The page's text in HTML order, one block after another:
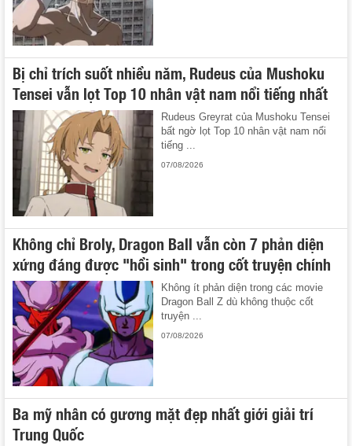
Bị chỉ trích suốt nhiều năm, Rudeus của Mushoku
Tensei vẫn lọt Top 10 nhân vật nam nổi tiếng nhất
Rudeus Greyrat của Mushoku Tensei
bất ngờ lọt Top 10 nhân vật nam nổi
tiếng ...
07/08/2026
Không chỉ Broly, Dragon Ball vẫn còn 7 phản diện
xứng đáng được "hồi sinh" trong cốt truyện chính
Không ít phản diện trong các movie
Dragon Ball Z dù không thuộc cốt
truyện ...
07/08/2026
Ba mỹ nhân có gương mặt đẹp nhất giới giải trí
Trung Quốc